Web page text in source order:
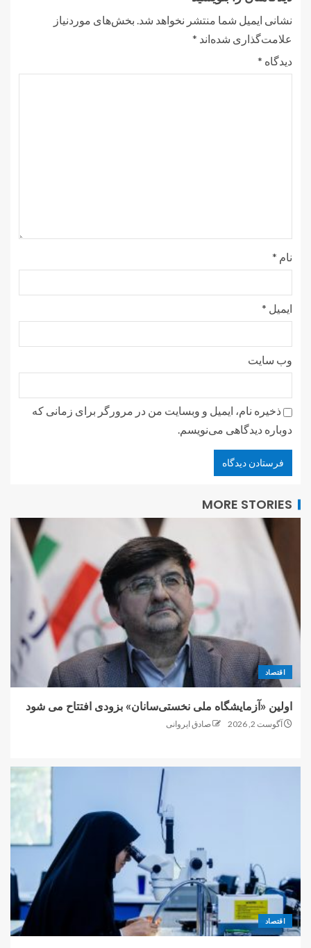
نشانی ایمیل شما منتشر نخواهد شد. بخش‌های موردنیاز
علامت‌گذاری شده‌اند *
دیدگاه *
نام *
ایمیل *
وب‌ سایت
ذخیره نام، ایمیل و وبسایت من در مرورگر برای زمانی که
دوباره دیدگاهی می‌نویسم.
MORE STORIES
اقتصاد
اولین «آزمایشگاه ملی نخستی‌سانان» بزودی افتتاح می شود
آگوست 2, 2026 صادق ایروانی
اقتصاد